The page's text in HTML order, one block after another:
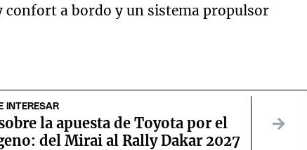
confort a bordo y un sistema propulsor
INTERESAR
la apuesta de Toyota por el
del Mirai al Rally Dakar 2027